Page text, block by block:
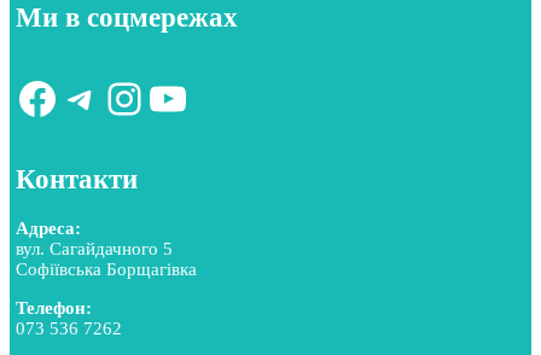
Ми в соцмережах
Facebook
Telegram
Instagram
YouTube
Контакти
Адреса:
вул. Сагайдачного 5
Софіївська Борщагівка
Телефон:
073 536 7262